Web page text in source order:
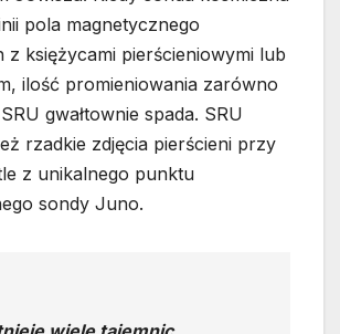
pola magnetycznego
z księżycami pierścieniowymi lub
ilość promieniowania zarówno
gwałtownie spada. SRU
rzadkie zdjęcia pierścieni przy
z unikalnego punktu
sondy Juno.